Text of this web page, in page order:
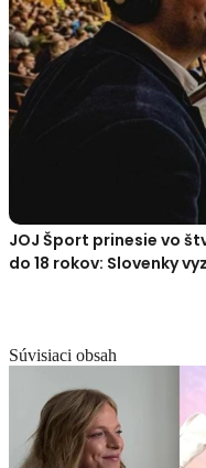
JOJ Šport prinesie vo
do 18 rokov: Slovenky
Súvisiaci obsah